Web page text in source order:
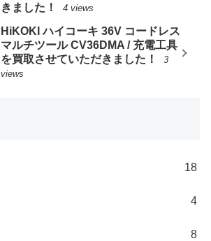
きました！
4 views
HiKOKI ハイコーキ 36V コードレス
マルチツール CV36DMA / 充電工具
を買取させていただきました！
3
views
18
4
8